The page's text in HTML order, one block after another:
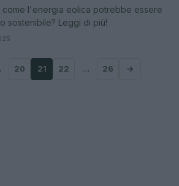
come l'energia eolica potrebbe essere
sostenibile? Leggi di più!
20 21 22 … 26 →